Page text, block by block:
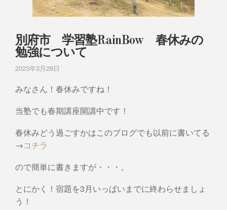
別府市 学習塾RainBow 春休みの
勉強について
2023年3月28日
みなさん！春休みですね！
当塾でも春期講座開講中です！
春休みどう過ごすかはこのブログでも以前に書いてる
→コチラ
ので簡単に書きますが・・・。
とにかく！宿題を3月いっぱいまでに終わらせましょ
う！